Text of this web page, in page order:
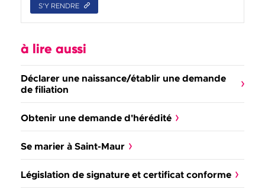
S'Y RENDRE
à lire aussi
Déclarer une naissance/établir une demande
de filiation
Obtenir une demande d'hérédité
Se marier à Saint-Maur
Législation de signature et certificat conforme